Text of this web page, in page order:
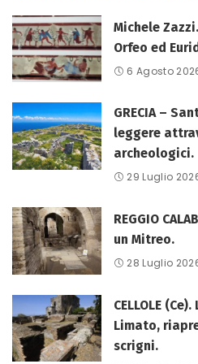
Michele
Orfeo ed
6 Agosto
GRECIA –
leggere
archeologici.
29 Luglio
REGGIO
un Mitreo.
28 Luglio
CELLOLE
Limato,
scrigni.